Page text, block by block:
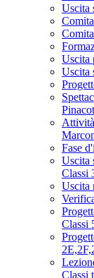
Uscita
Uscita
Uscita
Fase
Uscita
Classi
Uscita
Classi
Classi